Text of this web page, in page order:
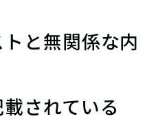
と無関係な内
されている